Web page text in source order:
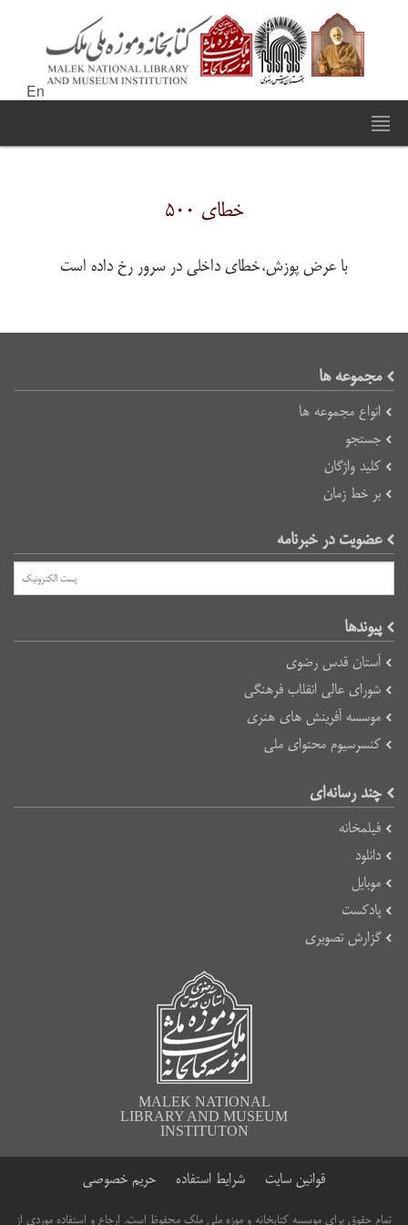
En
خطای ۵۰۰
با عرض پوزش،خطای داخلی در سرور رخ داده است
مجموعه ها
انواع مجموعه ها
جستجو
کلید واژگان
بر خط زمان
عضویت در خبرنامه
پیوند‌ها
آستان قدس رضوی
شورای عالی انقلاب فرهنگی
موسسه آفرینش های هنری
کنسرسیوم محتوای ملی
چند رسانه‌ای
فیلمخانه
دانلود
موبایل
پادکست
گزارش تصویری
MALEK NATIONAL
LIBRARY AND MUSEUM
INSTITUTON
قوانین سایت شرایط استفاده حریم خصوصی
تمام حقوق برای موسسه کتابخانه و موزه ملی ملک محفوظ است. ارجاع و استفاده موردی از